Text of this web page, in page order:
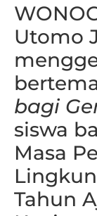
Utomo
bagi
siswa
Masa
Tahun